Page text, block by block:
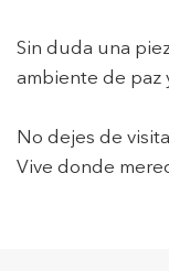
Sin duda una
ambiente de paz
No dejes de
Vive donde